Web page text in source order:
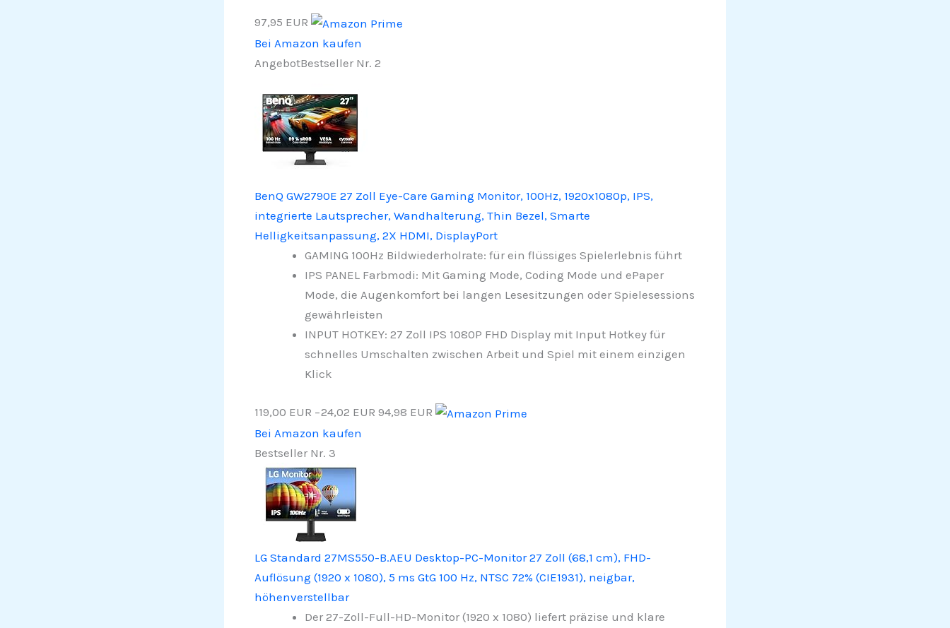
97,95 EUR
Bei Amazon kaufen
AngebotBestseller Nr. 2
BenQ GW2790E 27 Zoll Eye-Care Gaming Monitor, 100Hz, 1920x1080p, IPS,
integrierte Lautsprecher, Wandhalterung, Thin Bezel, Smarte
Helligkeitsanpassung, 2X HDMI, DisplayPort
GAMING 100Hz Bildwiederholrate: für ein flüssiges Spielerlebnis führt
IPS PANEL Farbmodi: Mit Gaming Mode, Coding Mode und ePaper
Mode, die Augenkomfort bei langen Lesesitzungen oder Spielesessions
gewährleisten
INPUT HOTKEY: 27 Zoll IPS 1080P FHD Display mit Input Hotkey für
schnelles Umschalten zwischen Arbeit und Spiel mit einem einzigen
Klick
119,00 EUR −24,02 EUR 94,98 EUR
Bei Amazon kaufen
Bestseller Nr. 3
LG Standard 27MS550-B.AEU Desktop-PC-Monitor 27 Zoll (68,1 cm), FHD-
Auflösung (1920 x 1080), 5 ms GtG 100 Hz, NTSC 72% (CIE1931), neigbar,
höhenverstellbar
Der 27-Zoll-Full-HD-Monitor (1920 x 1080) liefert präzise und klare